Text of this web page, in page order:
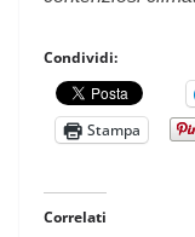
Condividi:
Stampa
Correlati